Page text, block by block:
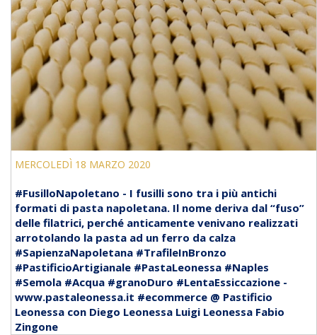
MERCOLEDÌ 18 MARZO 2020
#FusilloNapoletano - I fusilli sono tra i più antichi
formati di pasta napoletana. Il nome deriva dal “fuso”
delle filatrici, perché anticamente venivano realizzati
arrotolando la pasta ad un ferro da calza
#SapienzaNapoletana #TrafileInBronzo
#PastificioArtigianale #PastaLeonessa #Naples
#Semola #Acqua #granoDuro #LentaEssiccazione -
www.pastaleonessa.it #ecommerce @ Pastificio
Leonessa con Diego Leonessa Luigi Leonessa Fabio
Zingone